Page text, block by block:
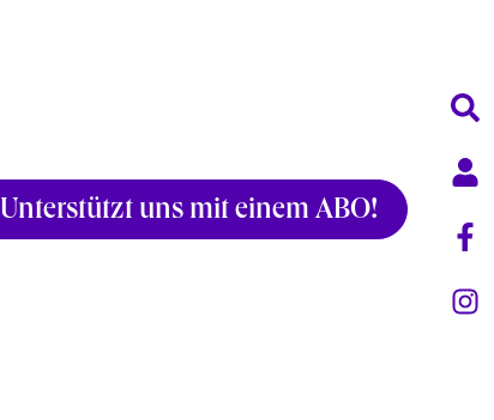
Unterstützt uns mit einem ABO!